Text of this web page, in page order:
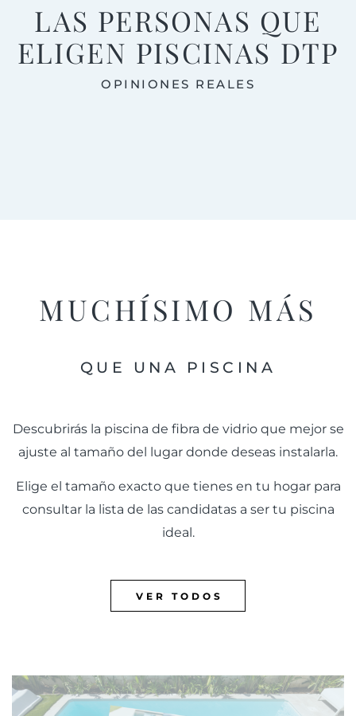
LAS PERSONAS QUE
ELIGEN PISCINAS DTP
OPINIONES REALES
MUCHÍSIMO MÁS
QUE UNA PISCINA
Descubrirás la piscina de fibra de vidrio que mejor se
ajuste al tamaño del lugar donde deseas instalarla.
Elige el tamaño exacto que tienes en tu hogar para
consultar la lista de las candidatas a ser tu piscina
ideal.
VER TODOS